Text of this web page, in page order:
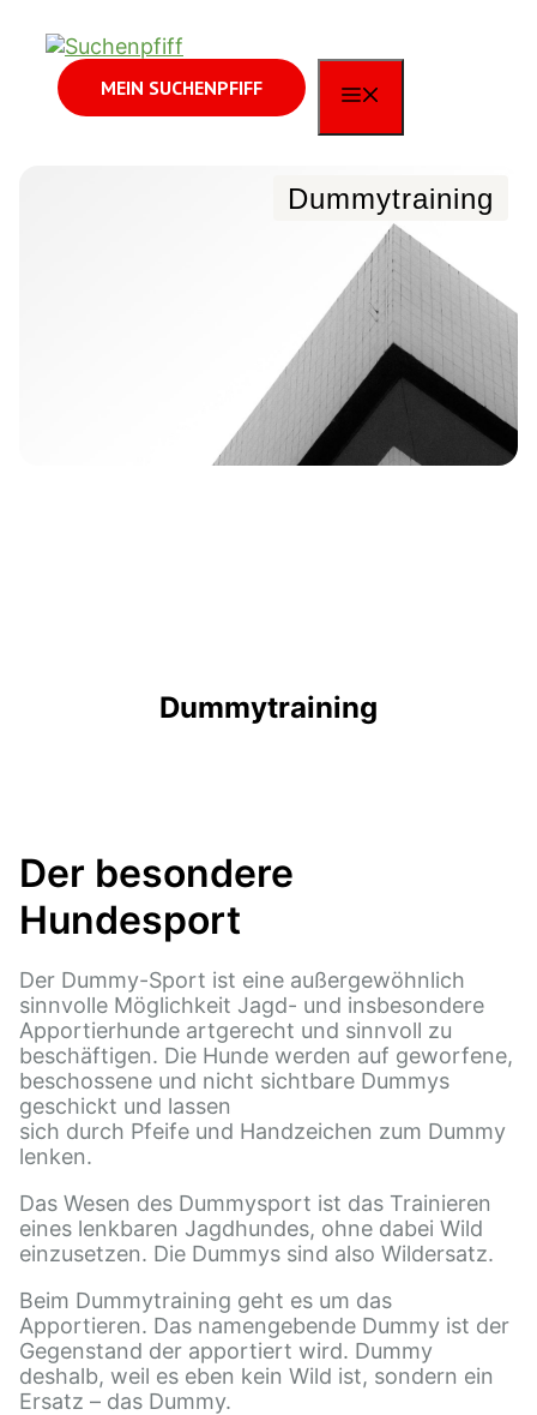
Inhalt
springen
MEIN SUCHENPFIFF
Dummytraining
Dummytraining
Der besondere
Hundesport
Der Dummy-Sport ist eine außergewöhnlich
sinnvolle Möglichkeit Jagd- und insbesondere
Apportierhunde artgerecht und sinnvoll zu
beschäftigen. Die Hunde werden auf geworfene,
beschossene und nicht sichtbare Dummys
geschickt und lassen
sich durch Pfeife und Handzeichen zum Dummy
lenken.
Das Wesen des Dummysport ist das Trainieren
eines lenkbaren Jagdhundes, ohne dabei Wild
einzusetzen. Die Dummys sind also Wildersatz.
Beim Dummytraining geht es um das
Apportieren. Das namengebende Dummy ist der
Gegenstand der apportiert wird. Dummy
deshalb, weil es eben kein Wild ist, sondern ein
Ersatz – das Dummy.